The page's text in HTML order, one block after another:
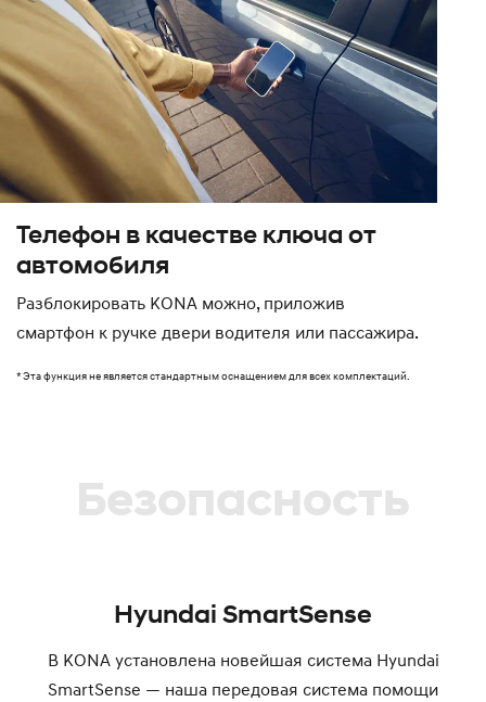
Телефон в качестве ключа от
автомобиля
Разблокировать KONA можно, приложив
смартфон к ручке двери водителя или пассажира.
* Эта функция не является стандартным оснащением для всех комплектаций.
Безопасность
Hyundai SmartSense
В KONA установлена новейшая система Hyundai
SmartSense — наша передовая система помощи